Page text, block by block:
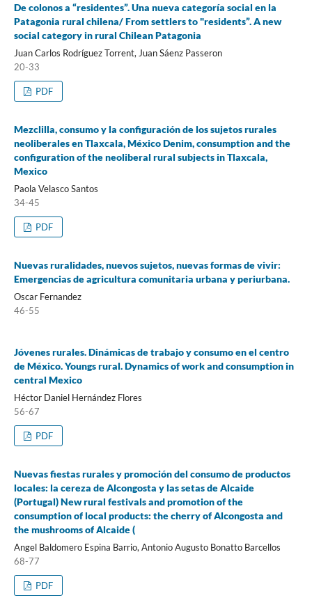
De colonos a “residentes”. Una nueva categoría social en la
Patagonia rural chilena/ From settlers to "residents”. A new
social category in rural Chilean Patagonia
Juan Carlos Rodríguez Torrent, Juan Sáenz Passeron
20-33
PDF
Mezclilla, consumo y la configuración de los sujetos rurales
neoliberales en Tlaxcala, México Denim, consumption and the
configuration of the neoliberal rural subjects in Tlaxcala,
Mexico
Paola Velasco Santos
34-45
PDF
Nuevas ruralidades, nuevos sujetos, nuevas formas de vivir:
Emergencias de agricultura comunitaria urbana y periurbana.
Oscar Fernandez
46-55
Jóvenes rurales. Dinámicas de trabajo y consumo en el centro
de México. Youngs rural. Dynamics of work and consumption in
central Mexico
Héctor Daniel Hernández Flores
56-67
PDF
Nuevas fiestas rurales y promoción del consumo de productos
locales: la cereza de Alcongosta y las setas de Alcaide
(Portugal) New rural festivals and promotion of the
consumption of local products: the cherry of Alcongosta and
the mushrooms of Alcaide (
Angel Baldomero Espina Barrio, Antonio Augusto Bonatto Barcellos
68-77
PDF